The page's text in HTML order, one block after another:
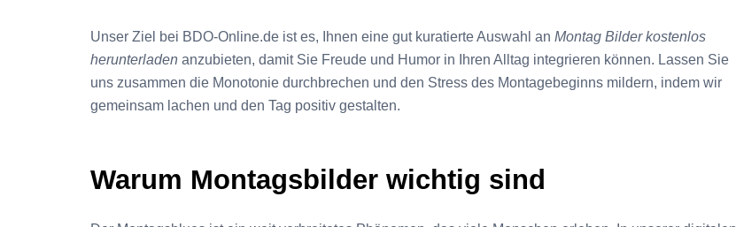
Unser Ziel bei BDO-Online.de ist es, Ihnen eine gut kuratierte Auswahl an Montag Bilder kostenlos
herunterladen anzubieten, damit Sie Freude und Humor in Ihren Alltag integrieren können. Lassen Sie
uns zusammen die Monotonie durchbrechen und den Stress des Montagebeginns mildern, indem wir
gemeinsam lachen und den Tag positiv gestalten.
Warum Montagsbilder wichtig sind